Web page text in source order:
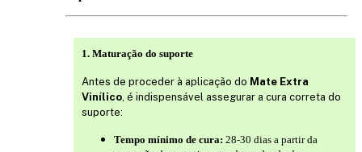
1. Maturação do suporte
Antes de proceder à aplicação do Mate Extra
Vinílico, é indispensável assegurar a cura correta do
suporte:
Tempo mínimo de cura: 28-30 dias a partir da